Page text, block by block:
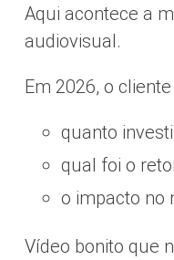
Aqui acontece a
audiovisual.
Em 2026, o
quanto
qual foi o
o impacto no
Vídeo bonito que